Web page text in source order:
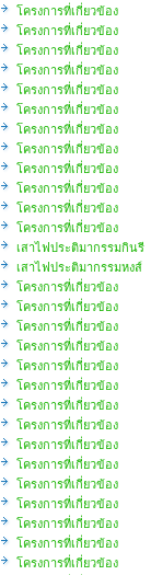
โครงการที่เกี่ยวข้อง
โครงการที่เกี่ยวข้อง
โครงการที่เกี่ยวข้อง
โครงการที่เกี่ยวข้อง
โครงการที่เกี่ยวข้อง
โครงการที่เกี่ยวข้อง
โครงการที่เกี่ยวข้อง
โครงการที่เกี่ยวข้อง
โครงการที่เกี่ยวข้อง
โครงการที่เกี่ยวข้อง
โครงการที่เกี่ยวข้อง
โครงการที่เกี่ยวข้อง
เสาไฟประติมากรรมกินรี
เสาไฟประติมากรรมหงส์
โครงการที่เกี่ยวข้อง
โครงการที่เกี่ยวข้อง
โครงการที่เกี่ยวข้อง
โครงการที่เกี่ยวข้อง
โครงการที่เกี่ยวข้อง
โครงการที่เกี่ยวข้อง
โครงการที่เกี่ยวข้อง
โครงการที่เกี่ยวข้อง
โครงการที่เกี่ยวข้อง
โครงการที่เกี่ยวข้อง
โครงการที่เกี่ยวข้อง
โครงการที่เกี่ยวข้อง
โครงการที่เกี่ยวข้อง
โครงการที่เกี่ยวข้อง
โครงการที่เกี่ยวข้อง